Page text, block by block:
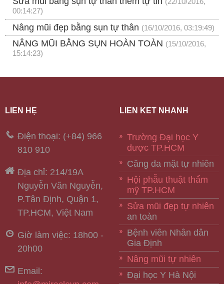
00:14:27)
Nâng mũi đẹp bằng sụn tự thân (16/10/2016, 03:19:49)
NÂNG MŨI BẰNG SỤN HOÀN TOÀN (15/10/2016,
15:14:23)
LIÊN HỆ
Điện thoại: (+84) 966
810 910
Địa chỉ: 214/19A
Nguyễn Văn Nguyễn,
P.Tân Định, Quận 1,
TP.HCM, Việt Nam
Giờ làm việc: 18h00 -
20h00
Email:
LIÊN KẾT NHANH
Trường Đại học Y
dược TP.HCM
Căng da mặt tự nhiên
Hội phẫu thuật thẩm
mỹ TP.HCM
Sửa mũi đẹp tự nhiên
an toàn
Bệnh viên Nhân dân
Gia Định
Nâng mũi tự nhiên
Đại học Y Hà Nội